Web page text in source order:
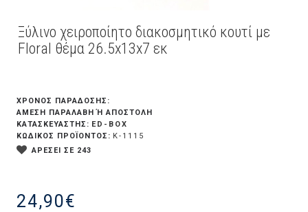
Ξύλινο χειροποίητο διακοσμητικό κουτί με
Floral θέμα 26.5x13x7 εκ
24,90€
ΧΡΟΝΟΣ ΠΑΡΑΔΟΣΗΣ:
ΆΜΕΣΗ ΠΑΡΑΛΑΒΉ Ή ΑΠΟΣΤΟΛΉ
ΚΑΤΑΣΚΕΥΑΣΤΗΣ: ED-BOX
ΚΩΔΙΚΟΣ ΠΡΟΪΟΝΤΟΣ: K-1115
ΑΡΕΣΕΙ ΣΕ 243